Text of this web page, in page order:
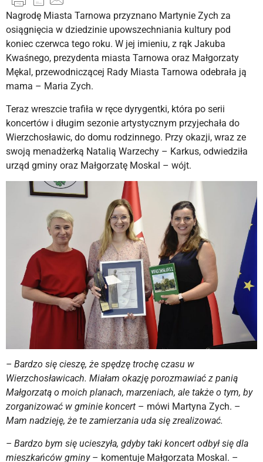
Nagrodę Miasta Tarnowa przyznano Martynie Zych za
osiągnięcia w dziedzinie upowszechniania kultury pod
koniec czerwca tego roku. W jej imieniu, z rąk Jakuba
Kwaśnego, prezydenta miasta Tarnowa oraz Małgorzaty
Mękal, przewodniczącej Rady Miasta Tarnowa odebrała ją
mama – Maria Zych.
Teraz wreszcie trafiła w ręce dyrygentki, która po serii
koncertów i długim sezonie artystycznym przyjechała do
Wierzchosławic, do domu rodzinnego. Przy okazji, wraz ze
swoją menadżerką Natalią Warzechy – Karkus, odwiedziła
urząd gminy oraz Małgorzatę Moskal – wójt.
– Bardzo się cieszę, że spędzę trochę czasu w
Wierzchosławicach. Miałam okazję porozmawiać z panią
Małgorzatą o moich planach, marzeniach, ale także o tym, by
zorganizować w gminie koncert – mówi Martyna Zych. –
Mam nadzieję, że te zamierzania uda się zrealizować.
– Bardzo bym się ucieszyła, gdyby taki koncert odbył się dla
mieszkańców gminy– komentuje Małgorzata Moskal. –